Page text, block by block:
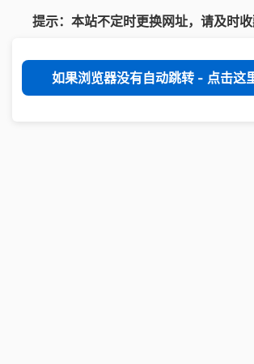
提示：本站不定时更换网址，请及时收
如果浏览器没有自动跳转 - 点击这